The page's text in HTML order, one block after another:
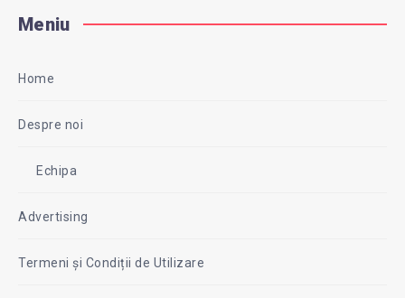
Meniu
Home
Despre noi
Echipa
Advertising
Termeni și Condiții de Utilizare